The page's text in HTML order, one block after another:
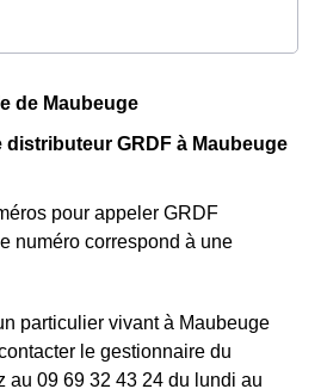
de Maubeuge
distributeur GRDF à Maubeuge
pour appeler GRDF
numéro correspond à une
particulier vivant à Maubeuge
le gestionnaire du
au 09 69 32 43 24 du lundi au